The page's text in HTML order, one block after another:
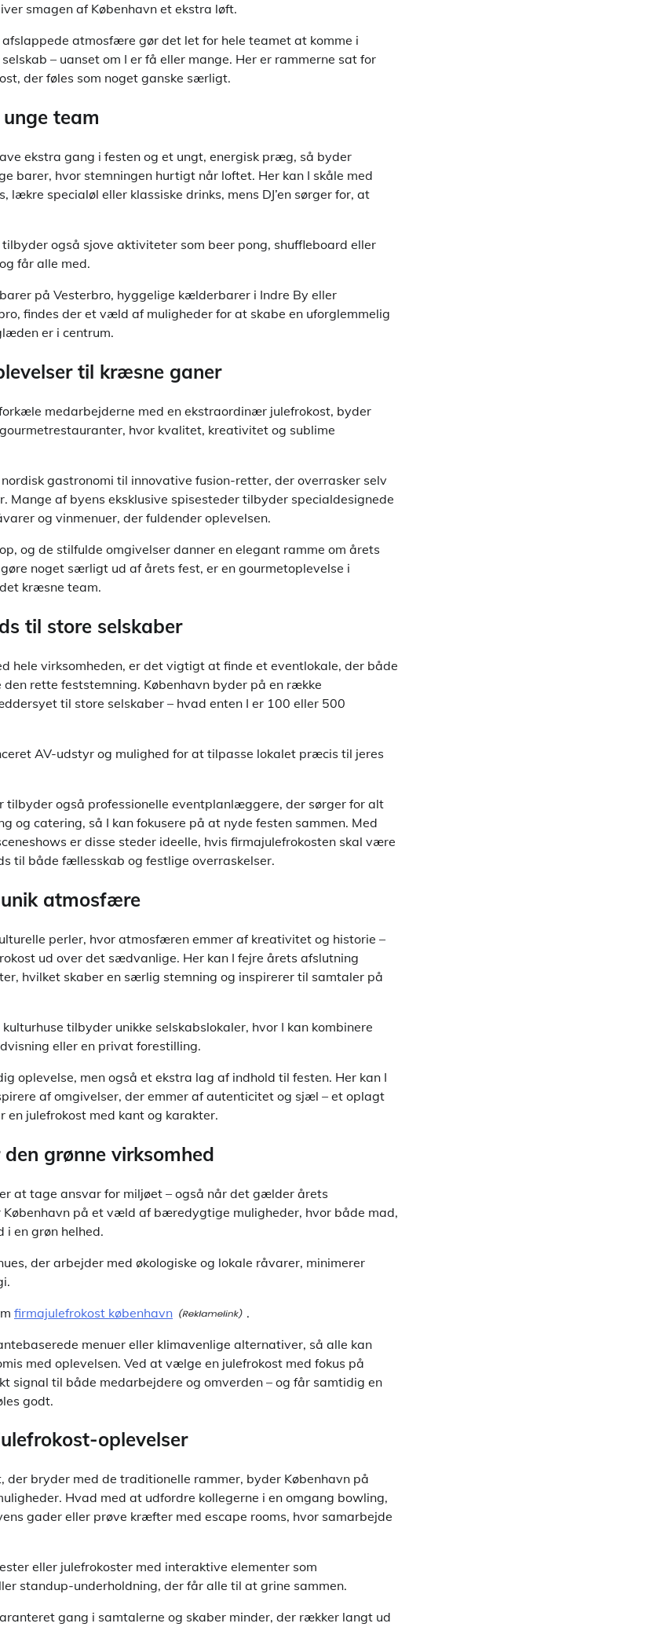
smagen af København et ekstra løft.
atmosfære gør det let for hele teamet at komme i
– uanset om I er få eller mange. Her er rammerne sat for
der føles som noget ganske særligt.
team
ekstra gang i festen og et ungt, energisk præg, så byder
barer, hvor stemningen hurtigt når loftet. Her kan I skåle med
lækre specialøl eller klassiske drinks, mens DJ’en sørger for, at
også sjove aktiviteter som beer pong, shuffleboard eller
får alle med.
på Vesterbro, hyggelige kælderbarer i Indre By eller
findes der et væld af muligheder for at skabe en uforglemmelig
er i centrum.
til kræsne ganer
medarbejderne med en ekstraordinær julefrokost, byder
hvor kvalitet, kreativitet og sublime
gastronomi til innovative fusion-retter, der overrasker selv
Mange af byens eksklusive spisesteder tilbyder specialdesignede
og vinmenuer, der fuldender oplevelsen.
og de stilfulde omgivelser danner en elegant ramme om årets
noget særligt ud af årets fest, er en gourmetoplevelse i
kræsne team.
til store selskaber
hele virksomheden, er det vigtigt at finde et eventlokale, der både
rette feststemning. København byder på en række
til store selskaber – hvad enten I er 100 eller 500
AV-udstyr og mulighed for at tilpasse lokalet præcis til jeres
tilbyder også professionelle eventplanlæggere, der sørger for alt
og catering, så I kan fokusere på at nyde festen sammen. Med
er disse steder ideelle, hvis firmajulefrokosten skal være
til både fællesskab og festlige overraskelser.
atmosfære
perler, hvor atmosfæren emmer af kreativitet og historie –
ud over det sædvanlige. Her kan I fejre årets afslutning
hvilket skaber en særlig stemning og inspirerer til samtaler på
tilbyder unikke selskabslokaler, hvor I kan kombinere
eller en privat forestilling.
oplevelse, men også et ekstra lag af indhold til festen. Her kan I
af omgivelser, der emmer af autenticitet og sjæl – et oplagt
en julefrokost med kant og karakter.
grønne virksomhed
at tage ansvar for miljøet – også når det gælder årets
på et væld af bæredygtige muligheder, hvor både mad,
en grøn helhed.
der arbejder med økologiske og lokale råvarer, minimerer
firmajulefrokost københavn
.
menuer eller klimavenlige alternativer, så alle kan
med oplevelsen. Ved at vælge en julefrokost med fokus på
signal til både medarbejdere og omverden – og får samtidig en
godt.
oplevelser
der bryder med de traditionelle rammer, byder København på
Hvad med at udfordre kollegerne i en omgang bowling,
gader eller prøve kræfter med escape rooms, hvor samarbejde
eller julefrokoster med interaktive elementer som
standup-underholdning, der får alle til at grine sammen.
gang i samtalerne og skaber minder, der rækker langt ud